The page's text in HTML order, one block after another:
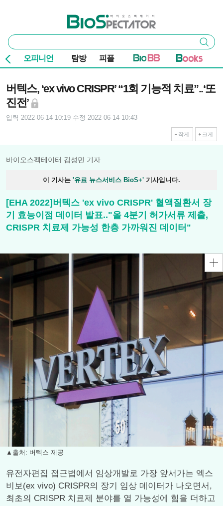
바이오스펙테이터
통
합
검
색
검색
오피니언 탐방 피플
버텍스, ‘ex vivo CRISPR’ “1회 기능적 치료”..‘또
진전’
입력 2022-06-14 10:19 수정 2022-06-14 10:43
작게 크게
바이오스펙테이터 김성민 기자
이 기사는 '유료 뉴스서비스 BioS+' 기사입니다.
[EHA 2022]버텍스 'ex vivo CRISPR' 혈액질환서 장
기 효능이점 데이터 발표.."올 4분기 허가서류 제출,
CRISPR 치료제 가능성 한층 가까워진 데이터"
▲출처: 버텍스 제공
유전자편집 접근법에서 임상개발로 가장 앞서가는 엑스
비보(ex vivo) CRISPR의 장기 임상 데이터가 나오면서,
최초의 CRISPR 치료제 분야를 열 가능성에 힘을 더하고